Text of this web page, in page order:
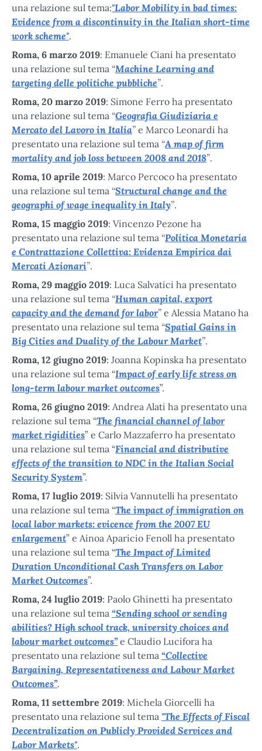
una relazione sul tema:"Labor Mobility in bad times:
Evidence from a discontinuity in the Italian short-time
work scheme".
Roma, 6 marzo 2019: Emanuele Ciani ha presentato
una relazione sul tema “Machine Learning and
targeting delle politiche pubbliche”.
Roma, 20 marzo 2019: Simone Ferro ha presentato
una relazione sul tema “Geografia Giudiziaria e
Mercato del Lavoro in Italia” e Marco Leonardi ha
presentato una relazione sul tema “A map of firm
mortality and job loss between 2008 and 2018”.
Roma, 10 aprile 2019: Marco Percoco ha presentato
una relazione sul tema “Structural change and the
geographi of wage inequality in Italy”.
Roma, 15 maggio 2019: Vincenzo Pezone ha
presentato una relazione sul tema “Politica Monetaria
e Contrattazione Collettiva: Evidenza Empirica dai
Mercati Azionari”.
Roma, 29 maggio 2019: Luca Salvatici ha presentato
una relazione sul tema “Human capital, export
capacity and the demand for labor” e Alessia Matano ha
presentato una relazione sul tema “Spatial Gains in
Big Cities and Duality of the Labour Market”.
Roma, 12 giugno 2019: Joanna Kopinska ha presentato
una relazione sul tema “Impact of early life stress on
long-term labour market outcomes”.
Roma, 26 giugno 2019: Andrea Alati ha presentato una
relazione sul tema “The financial channel of labor
market rigidities” e Carlo Mazzaferro ha presentato
una relazione sul tema “Financial and distributive
effects of the transition to NDC in the Italian Social
Security System”.
Roma, 17 luglio 2019: Silvia Vannutelli ha presentato
una relazione sul tema “The impact of immigration on
local labor markets: evicence from the 2007 EU
enlargement” e Ainoa Aparicio Fenoll ha presentato
una relazione sul tema “The Impact of Limited
Duration Unconditional Cash Transfers on Labor
Market Outcomes”.
Roma, 24 luglio 2019: Paolo Ghinetti ha presentato
una relazione sul tema “Sending school or sending
abilities? High school track, university choices and
labour market outcomes”e Claudio Lucifora ha
presentato una relazione sul tema “Collective
Bargaining, Representativeness and Labour Market
Outcomes”.
Roma, 11 settembre 2019: Michela Giorcelli ha
presentato una relazione sul tema "The Effects of Fiscal
Decentralization on Publicly Provided Services and
Labor Markets".